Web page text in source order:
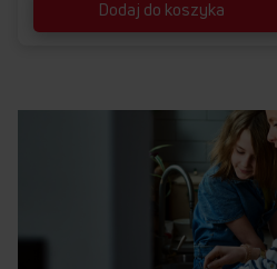
Dodaj do koszyka